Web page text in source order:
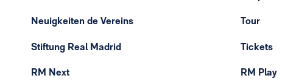
Neuigkeiten de Vereins
Stiftung Real Madrid
RM Next
Tour
Tickets
RM Play